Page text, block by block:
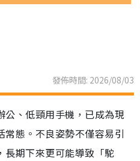
發佈時間: 2026/08/03
公、低頸用手機，已成為現
態。不良姿勢不僅容易引
長期下來更可能導致「駝